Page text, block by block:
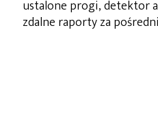
ustalone progi, detektor
zdalne raporty za